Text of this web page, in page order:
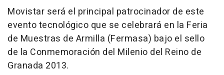
Movistar será el principal patrocinador de este
evento tecnológico que se celebrará en la Feria
de Muestras de Armilla (Fermasa) bajo el sello
de la Conmemoración del Milenio del Reino de
Granada 2013.